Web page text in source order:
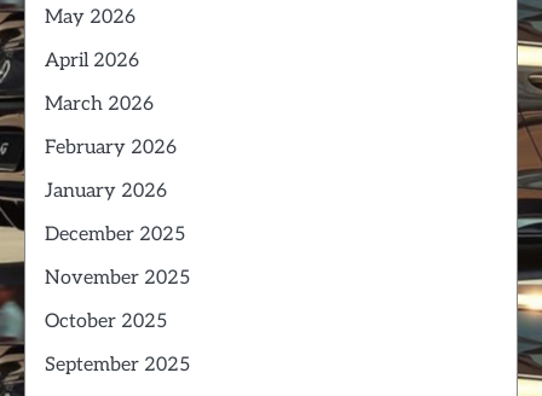
May 2026
April 2026
March 2026
February 2026
January 2026
December 2025
November 2025
October 2025
September 2025